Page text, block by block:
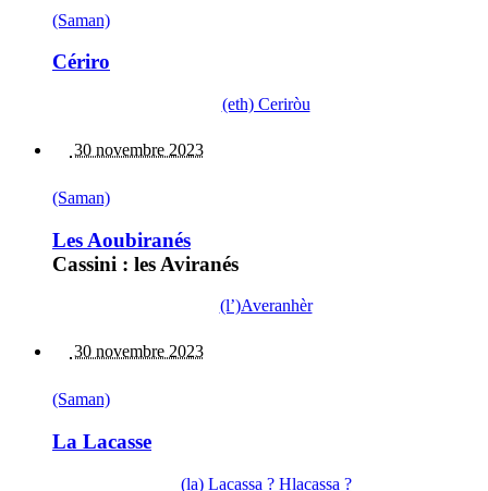
(Saman)
Cériro
(eth) Ceriròu
30 novembre 2023
(Saman)
Les Aoubiranés
Cassini : les Aviranés
(l’)Averanhèr
30 novembre 2023
(Saman)
La Lacasse
(la) Lacassa ? Hlacassa ?